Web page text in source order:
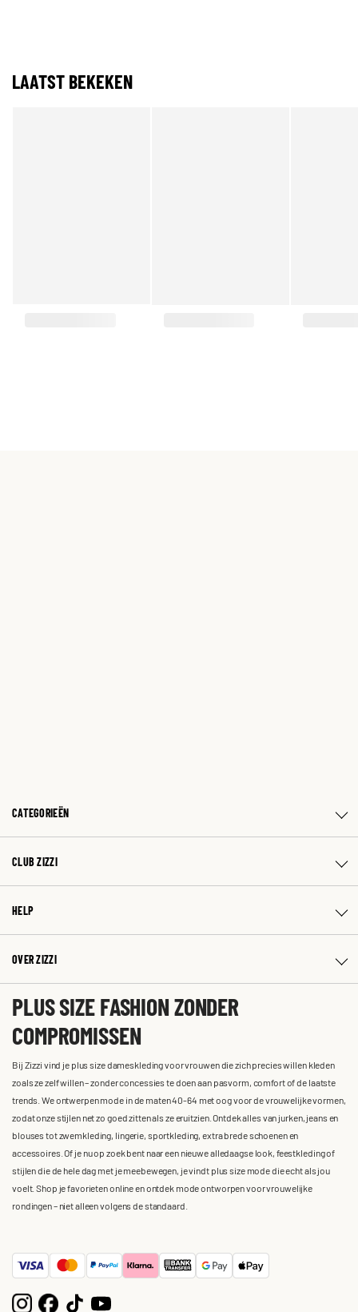
LAATST BEKEKEN
CATEGORIEËN
CLUB ZIZZI
HELP
OVER ZIZZI
PLUS SIZE FASHION ZONDER
COMPROMISSEN
Bij Zizzi vind je plus size dameskleding voor vrouwen die zich precies willen kleden
zoals ze zelf willen – zonder concessies te doen aan pasvorm, comfort of de laatste
trends. We ontwerpen mode in de maten 40-64 met oog voor de vrouwelijke vormen,
zodat onze stijlen net zo goed zitten als ze eruitzien. Ontdek alles van jurken, jeans en
blouses tot zwemkleding, lingerie, sportkleding, extra brede schoenen en
accessoires. Of je nu op zoek bent naar een nieuwe alledaagse look, feestkleding of
stijlen die de hele dag met je meebewegen, je vindt plus size mode die echt als jou
voelt. Shop je favorieten online en ontdek mode ontworpen voor vrouwelijke
rondingen – niet alleen volgens de standaard.